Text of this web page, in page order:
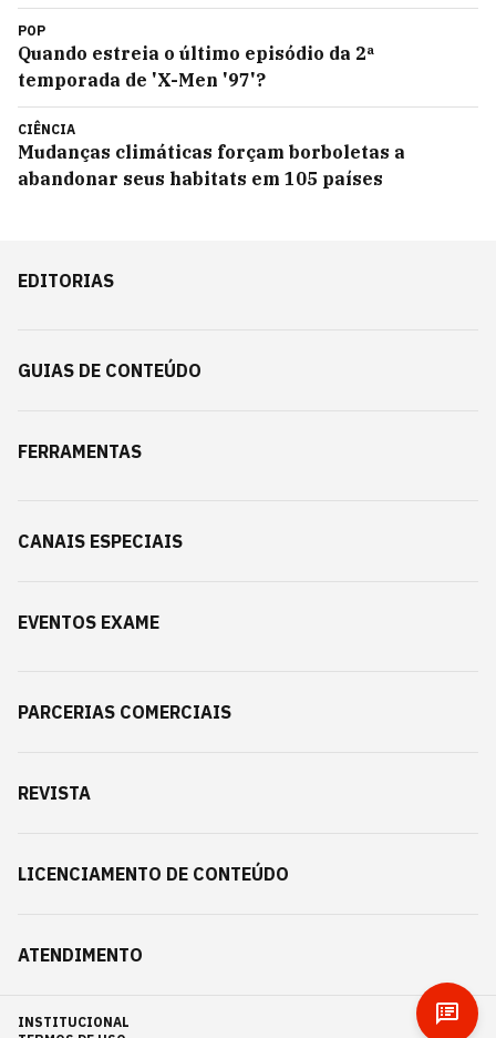
POP
Quando estreia o último episódio da 2ª
temporada de 'X-Men '97'?
CIÊNCIA
Mudanças climáticas forçam borboletas a
abandonar seus habitats em 105 países
EDITORIAS
GUIAS DE CONTEÚDO
FERRAMENTAS
CANAIS ESPECIAIS
EVENTOS EXAME
PARCERIAS COMERCIAIS
REVISTA
LICENCIAMENTO DE CONTEÚDO
ATENDIMENTO
INSTITUCIONAL